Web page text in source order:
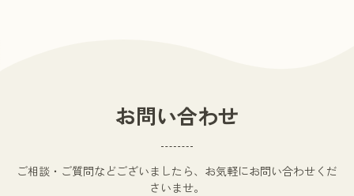
お問い合わせ
ご相談・ご質問などございましたら、お気軽にお問い合わせくだ
さいませ。